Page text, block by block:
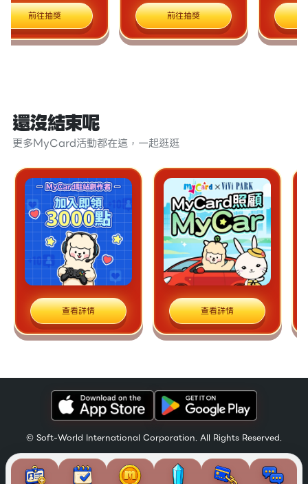
前往抽獎 前往抽獎 前往
還沒結束呢
更多MyCard活動都在這，一起逛逛
查看詳情 查看詳情
© Soft-World International Corporation. All Rights Reserved.